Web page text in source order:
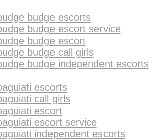
budge escorts
budge escort service
budge escort
budge call girls
budge independent escorts
escorts
call girls
escort
escort service
independent escorts